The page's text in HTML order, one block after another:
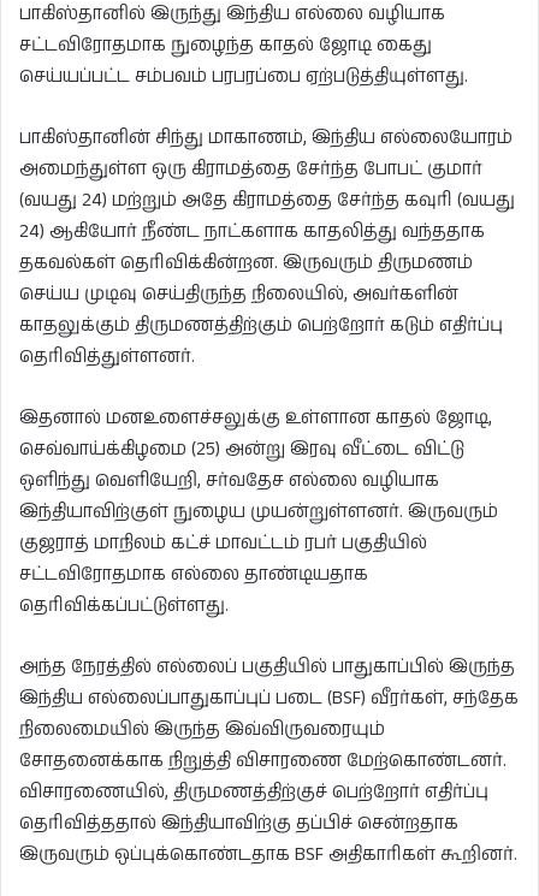
பாகிஸ்தானில் இருந்து இந்திய எல்லை வழியாக
சட்டவிரோதமாக நுழைந்த காதல் ஜோடி கைது
செய்யப்பட்ட சம்பவம் பரபரப்பை ஏற்படுத்தியுள்ளது.
பாகிஸ்தானின் சிந்து மாகாணம், இந்திய எல்லையோரம்
அமைந்துள்ள ஒரு கிராமத்தை சேர்ந்த போபட் குமார்
(வயது 24) மற்றும் அதே கிராமத்தை சேர்ந்த கவுரி (வயது
24) ஆகியோர் நீண்ட நாட்களாக காதலித்து வந்ததாக
தகவல்கள் தெரிவிக்கின்றன. இருவரும் திருமணம்
செய்ய முடிவு செய்திருந்த நிலையில், அவர்களின்
காதலுக்கும் திருமணத்திற்கும் பெற்றோர் கடும் எதிர்ப்பு
தெரிவித்துள்ளனர்.
இதனால் மனஉளைச்சலுக்கு உள்ளான காதல் ஜோடி,
செவ்வாய்க்கிழமை (25) அன்று இரவு வீட்டை விட்டு
ஒளிந்து வெளியேறி, சர்வதேச எல்லை வழியாக
இந்தியாவிற்குள் நுழைய முயன்றுள்ளனர். இருவரும்
குஜராத் மாநிலம் கட்ச் மாவட்டம் ரபர் பகுதியில்
சட்டவிரோதமாக எல்லை தாண்டியதாக
தெரிவிக்கப்பட்டுள்ளது.
அந்த நேரத்தில் எல்லைப் பகுதியில் பாதுகாப்பில் இருந்த
இந்திய எல்லைப்பாதுகாப்புப் படை (BSF) வீரர்கள், சந்தேக
நிலைமையில் இருந்த இவ்விருவரையும்
சோதனைக்காக நிறுத்தி விசாரணை மேற்கொண்டனர்.
விசாரணையில், திருமணத்திற்குச் பெற்றோர் எதிர்ப்பு
தெரிவித்ததால் இந்தியாவிற்கு தப்பிச் சென்றதாக
இருவரும் ஒப்புக்கொண்டதாக BSF அதிகாரிகள் கூறினர்.